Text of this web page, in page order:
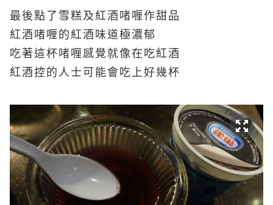
最後點了雪糕及紅酒啫喱作甜品
紅酒啫喱的紅酒味道極濃郁
吃著這杯啫喱感覺就像在吃紅酒
紅酒控的人士可能會吃上好幾杯